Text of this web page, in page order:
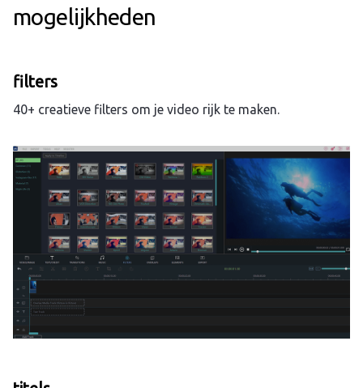
mogelijkheden
filters
40+ creatieve filters om je video rijk te maken.